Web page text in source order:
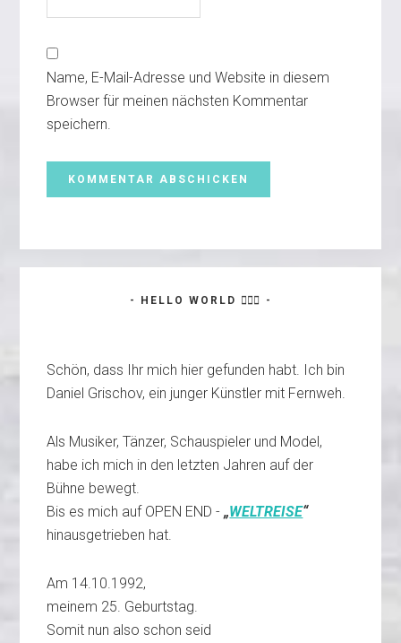
Name, E-Mail-Adresse und Website in diesem
Browser für meinen nächsten Kommentar
speichern.
- HELLO WORLD 🙋🏼‍♂️ -
Schön, dass Ihr mich hier gefunden habt. Ich bin
Daniel Grischov, ein junger Künstler mit Fernweh.
Als Musiker, Tänzer, Schauspieler und Model,
habe ich mich in den letzten Jahren auf der
Bühne bewegt.
Bis es mich auf OPEN END -„WELTREISE“
hinausgetrieben hat.
Am 14.10.1992,
meinem 25. Geburtstag.
Somit nun also schon seid